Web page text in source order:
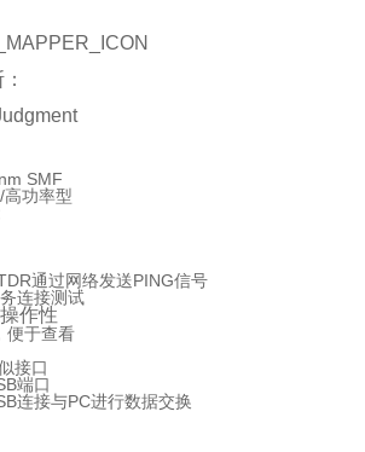
SMF
功率型
通过网络发送PING信号
连接测试
作性
便于查看
接口
端口
连接与PC进行数据交换